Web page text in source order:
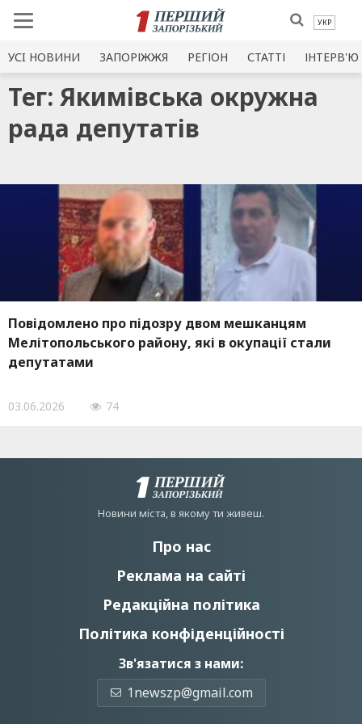
УКР
УСI НОВИНИ ЗАПОРІЖЖЯ РЕГІОН СТАТТІ ІНТЕРВ'Ю
Тег: Якимівська окружна
рада депутатів
Повідомлено про підозру двом мешканцям
Мелітопольського району, які в окупації стали
депутатами
03.06.2026 74
Новини мiста, в якому ти живеш.
Про нас
Реклама на сайті
Редакційна політика
Політика конфіденційності
Зв'язатися з нами:
1newszp@gmail.com